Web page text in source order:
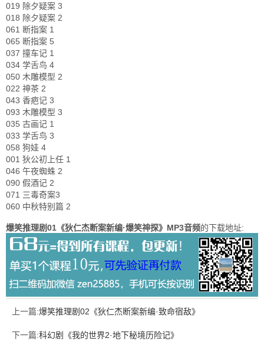
019 除夕疑案 3
018 除夕疑案 2
061 断指案 1
065 断指案 5
037 撞车记 1
034 学舌鸟 4
050 木雕模型 2
022 神茶 2
043 香疤记 3
093 木雕模型 3
035 古画记 1
033 学舌鸟 3
058 狗娃 4
001 狄公初上任 1
046 午夜蜘蛛 2
090 假酒记 2
071 三毒奇案3
060 中秋特别篇 2
爆笑推理剧01《狄仁杰断案新编·爆笑神探》MP3音频的下载地址:
上一篇:爆笑推理剧02《狄仁杰断案新编·致命宿敌》
下一篇:科幻剧《我的世界2·地下秘境历险记》